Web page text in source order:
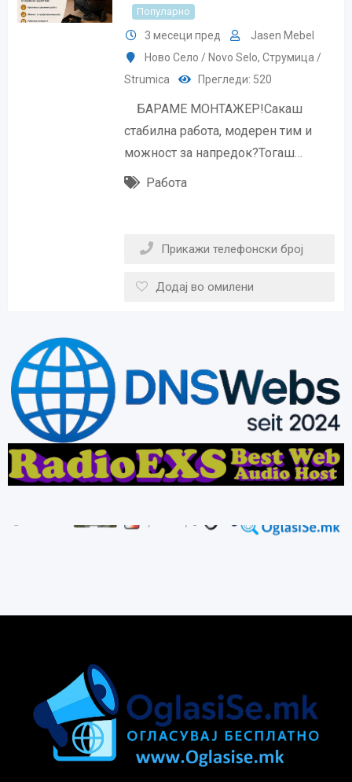
Популарно
3 месеци пред
Jasen Mebel
Ново Село / Novo Selo, Струмица /
Strumica
Прегледи: 520
БАРАМЕ МОНТАЖЕР!Сакаш
стабилна работа, модерен тим и
можност за напредок?Тогаш…
Работа
Прикажи телефонски број
Додај во омилени